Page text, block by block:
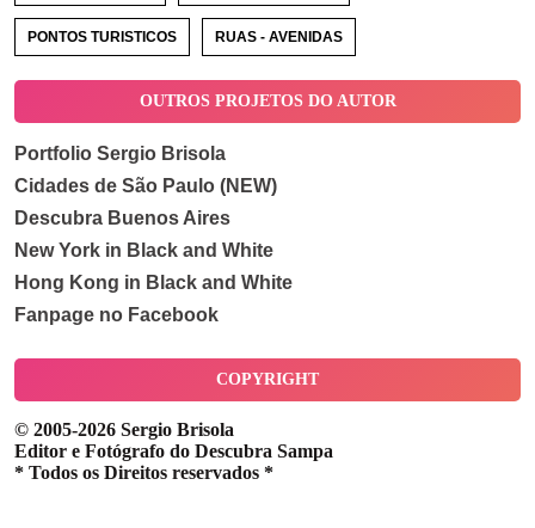
PONTOS TURISTICOS RUAS - AVENIDAS
OUTROS PROJETOS DO AUTOR
Portfolio Sergio Brisola
Cidades de São Paulo (NEW)
Descubra Buenos Aires
New York in Black and White
Hong Kong in Black and White
Fanpage no Facebook
COPYRIGHT
© 2005-2026 Sergio Brisola
Editor e Fotógrafo do Descubra Sampa
* Todos os Direitos reservados *